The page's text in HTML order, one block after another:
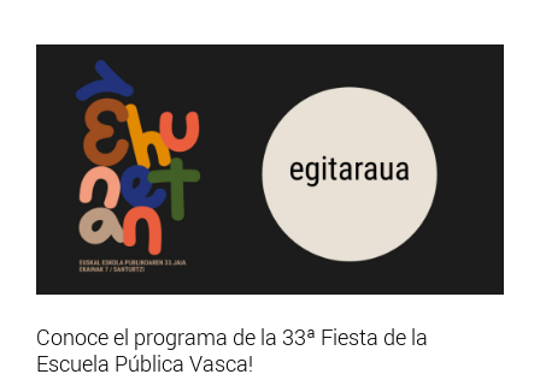
Conoce el programa de la 33ª Fiesta de la
Escuela Pública Vasca!